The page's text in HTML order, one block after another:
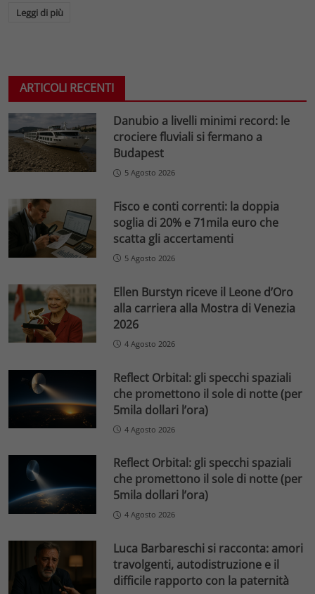
Leggi di più
ARTICOLI RECENTI
Danubio a livelli minimi record: le
crociere fluviali si fermano a
Budapest
5 Agosto 2026
Fisco e conti correnti: la doppia
soglia di 20% e 71mila euro che
scatta gli accertamenti
5 Agosto 2026
Ellen Burstyn riceve il Leone d’Oro
alla carriera alla Mostra di Venezia
2026
4 Agosto 2026
Reflect Orbital: gli specchi spaziali
che promettono il sole di notte (per
5mila dollari l’ora)
4 Agosto 2026
Reflect Orbital: gli specchi spaziali
che promettono il sole di notte (per
5mila dollari l’ora)
4 Agosto 2026
Luca Barbareschi si racconta: amori
travolgenti, autodistruzione e il
difficile rapporto con la paternità